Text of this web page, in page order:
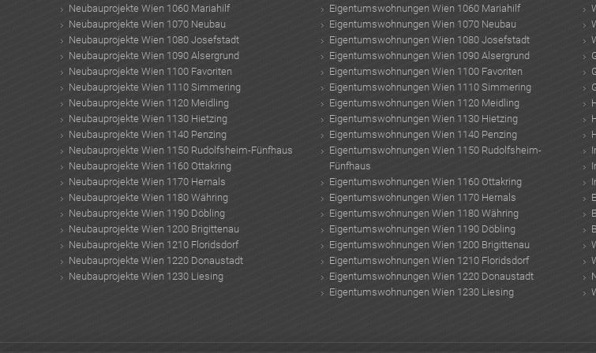
Neubauprojekte Wien 1060 Mariahilf
Neubauprojekte Wien 1070 Neubau
Neubauprojekte Wien 1080 Josefstadt
Neubauprojekte Wien 1090 Alsergrund
Neubauprojekte Wien 1100 Favoriten
Neubauprojekte Wien 1110 Simmering
Neubauprojekte Wien 1120 Meidling
Neubauprojekte Wien 1130 Hietzing
Neubauprojekte Wien 1140 Penzing
Neubauprojekte Wien 1150 Rudolfsheim-Fünfhaus
Neubauprojekte Wien 1160 Ottakring
Neubauprojekte Wien 1170 Hernals
Neubauprojekte Wien 1180 Währing
Neubauprojekte Wien 1190 Döbling
Neubauprojekte Wien 1200 Brigittenau
Neubauprojekte Wien 1210 Floridsdorf
Neubauprojekte Wien 1220 Donaustadt
Neubauprojekte Wien 1230 Liesing
Eigentumswohnungen Wien 1060 Mariahilf
Eigentumswohnungen Wien 1070 Neubau
Eigentumswohnungen Wien 1080 Josefstadt
Eigentumswohnungen Wien 1090 Alsergrund
Eigentumswohnungen Wien 1100 Favoriten
Eigentumswohnungen Wien 1110 Simmering
Eigentumswohnungen Wien 1120 Meidling
Eigentumswohnungen Wien 1130 Hietzing
Eigentumswohnungen Wien 1140 Penzing
Eigentumswohnungen Wien 1150 Rudolfsheim-
Fünfhaus
Eigentumswohnungen Wien 1160 Ottakring
Eigentumswohnungen Wien 1170 Hernals
Eigentumswohnungen Wien 1180 Währing
Eigentumswohnungen Wien 1190 Döbling
Eigentumswohnungen Wien 1200 Brigittenau
Eigentumswohnungen Wien 1210 Floridsdorf
Eigentumswohnungen Wien 1220 Donaustadt
Eigentumswohnungen Wien 1230 Liesing